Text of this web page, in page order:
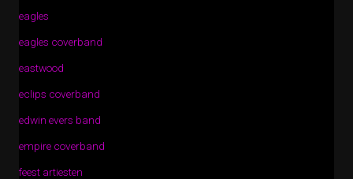
eagles
eagles coverband
eastwood
eclips coverband
edwin evers band
empire coverband
feest artiesten